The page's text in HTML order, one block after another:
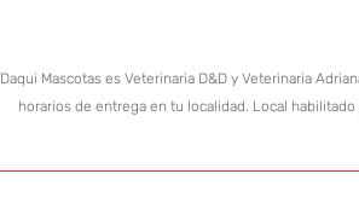
Daqui Mascotas es Veterinaria D&D y Veterinaria
horarios de entrega en tu localidad. Local